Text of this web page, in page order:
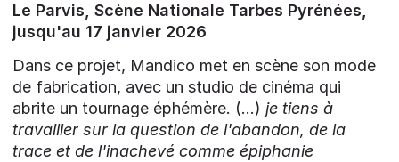
Le Parvis, Scène Nationale Tarbes Pyrénées,
jusqu'au 17 janvier 2026
Dans ce projet, Mandico met en scène son mode
de fabrication, avec un studio de cinéma qui
abrite un tournage éphémère. (...) je tiens à
travailler sur la question de l'abandon, de la
trace et de l'inachevé comme épiphanie